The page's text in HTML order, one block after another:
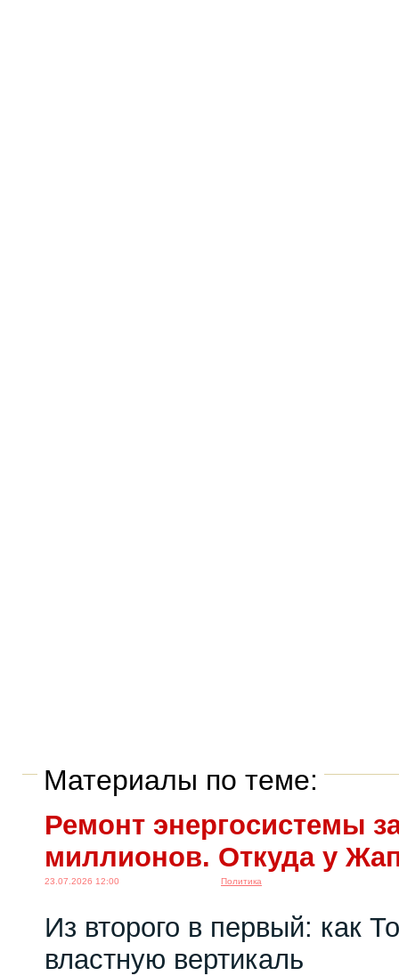
Материалы по теме:
Ремонт энергосистемы
миллионов. Откуда у
23.07.2026 12:00 Политика
Из второго в первый: как
властную вертикаль